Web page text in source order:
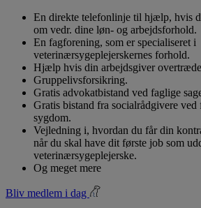
En direkte telefonlinje til hjælp, hvis
om vedr. dine løn- og arbejdsforhold.
En fagforening, som er specialiseret i
veterinærsygeplejerskernes forhold.
Hjælp hvis din arbejdsgiver
Gruppelivsforsikring.
Gratis advokatbistand ved faglige
Gratis bistand fra socialrådgivere
sygdom.
Vejledning i, hvordan du får din
når du skal have dit første job som
veterinærsygeplejerske.
Og meget mere
Bliv medlem i dag